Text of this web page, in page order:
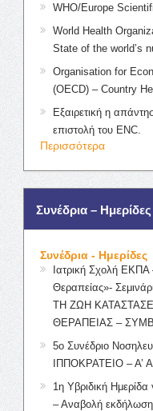
WHO/Europe
World Health
State of the world’s
Organisation for
(OECD) – Country
Εξαιρετική η
επιστολή του ENC.
Περισσότερα
Συνέδρια – Ημερίδες
Συνέδρια - Ημερίδες
Ιατρική Σχολή
Θεραπείας»-
ΤΗ ΖΩΗ
ΘΕΡΑΠΕΙΑΣ –
5ο Συνέδριο
ΙΠΠΟΚΡΑΤΕΙΟ – Α’
1η Υβριδική
– Αναβολή